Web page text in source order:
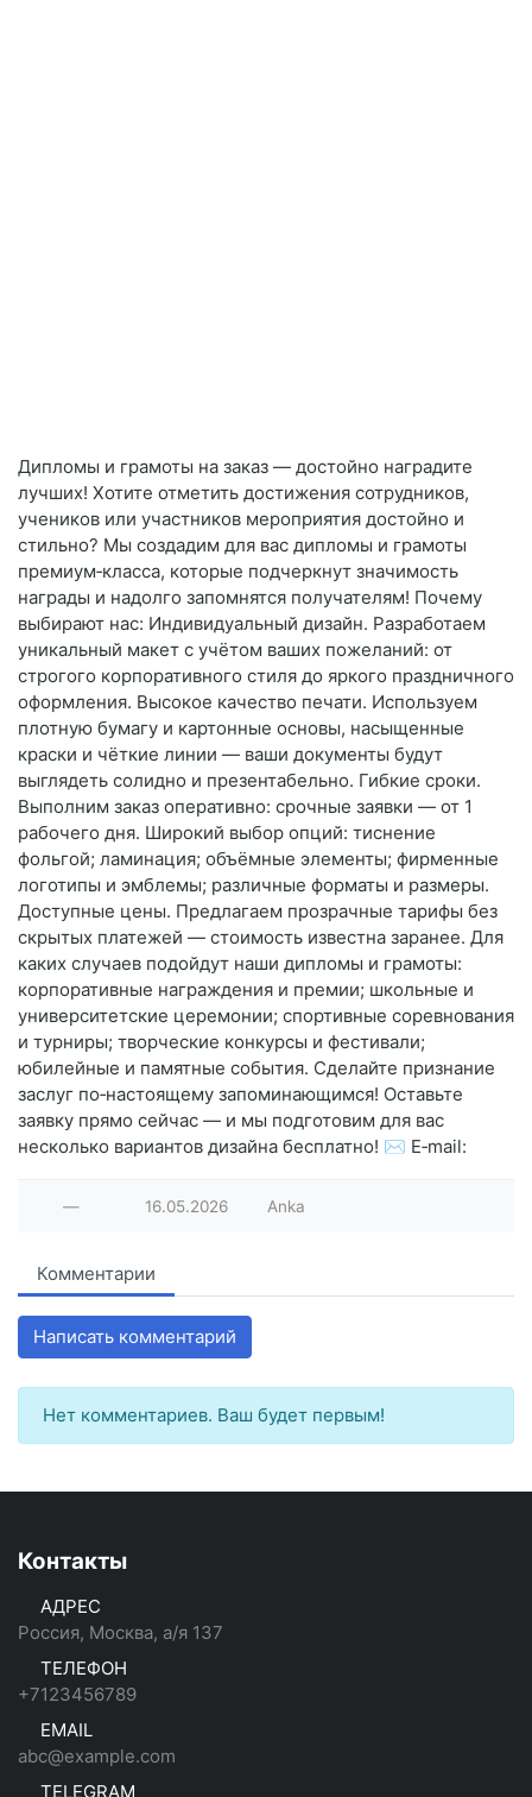
Дипломы и грамоты на заказ — достойно наградите
лучших! Хотите отметить достижения сотрудников,
учеников или участников мероприятия достойно и
стильно? Мы создадим для вас дипломы и грамоты
премиум‑класса, которые подчеркнут значимость
награды и надолго запомнятся получателям! Почему
выбирают нас: Индивидуальный дизайн. Разработаем
уникальный макет с учётом ваших пожеланий: от
строгого корпоративного стиля до яркого праздничного
оформления. Высокое качество печати. Используем
плотную бумагу и картонные основы, насыщенные
краски и чёткие линии — ваши документы будут
выглядеть солидно и презентабельно. Гибкие сроки.
Выполним заказ оперативно: срочные заявки — от 1
рабочего дня. Широкий выбор опций: тиснение
фольгой; ламинация; объёмные элементы; фирменные
логотипы и эмблемы; различные форматы и размеры.
Доступные цены. Предлагаем прозрачные тарифы без
скрытых платежей — стоимость известна заранее. Для
каких случаев подойдут наши дипломы и грамоты:
корпоративные награждения и премии; школьные и
университетские церемонии; спортивные соревнования
и турниры; творческие конкурсы и фестивали;
юбилейные и памятные события. Сделайте признание
заслуг по‑настоящему запоминающимся! Оставьте
заявку прямо сейчас — и мы подготовим для вас
несколько вариантов дизайна бесплатно! ✉️ E‑mail:
— 16.05.2026 Anka
Комментарии
Написать комментарий
Нет комментариев. Ваш будет первым!
Контакты
АДРЕС
Россия, Москва, а/я 137
ТЕЛЕФОН
+7123456789
EMAIL
abc@example.com
TELEGRAM